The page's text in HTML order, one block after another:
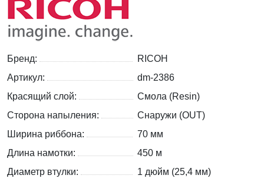
Бренд:
RICOH
Артикул:
dm-2386
Красящий слой:
Смола (Resin)
Сторона напыления:
Снаружи (OUT)
Ширина риббона:
70 мм
Длина намотки:
450 м
Диаметр втулки:
1 дюйм (25,4 мм)